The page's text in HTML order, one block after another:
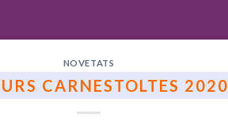
NOVETATS
CARNESTOLTES 2020